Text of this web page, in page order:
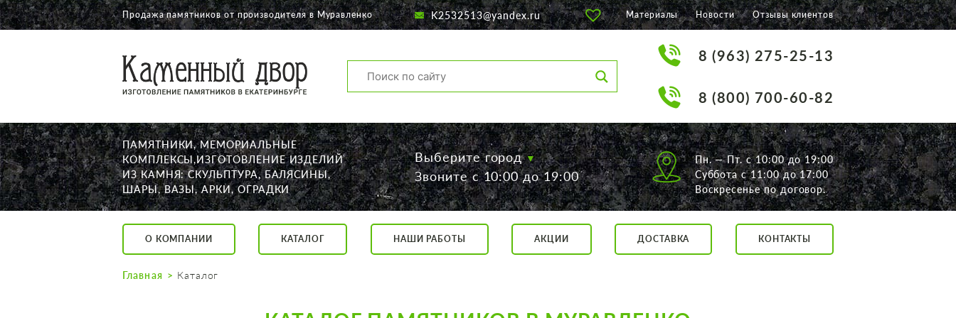
О КОМПАНИИ
КАТАЛОГ
НАШИ РАБОТЫ
АКЦИИ
ДОСТАВКА
КОНТАКТЫ
K2532513@yandex.ru
Екатеринбург, Щорса, 56
Продажа памятников от производителя в Муравленко K2532513@yandex.ru Материалы Новости Отзывы клиентов
8 (963) 275-25-13
8 (800) 700-60-82
ПАМЯТНИКИ, МЕМОРИАЛЬНЫЕ
КОМПЛЕКСЫ,ИЗГОТОВЛЕНИЕ ИЗДЕЛИЙ
ИЗ КАМНЯ: СКУЛЬПТУРА, БАЛЯСИНЫ,
ШАРЫ, ВАЗЫ, АРКИ, ОГРАДКИ
Выберите город
Звоните с 10:00 до 19:00
Пн. — Пт. с 10:00 до 19:00
Суббота с 11:00 до 17:00
Воскресенье по договор.
О КОМПАНИИ КАТАЛОГ НАШИ РАБОТЫ АКЦИИ ДОСТАВКА КОНТАКТЫ
Главная Каталог